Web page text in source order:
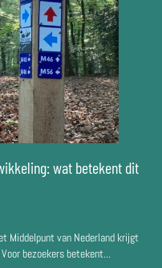
wat betekent dit
Middelpunt van Nederland krijgt
bezoekers betekent...